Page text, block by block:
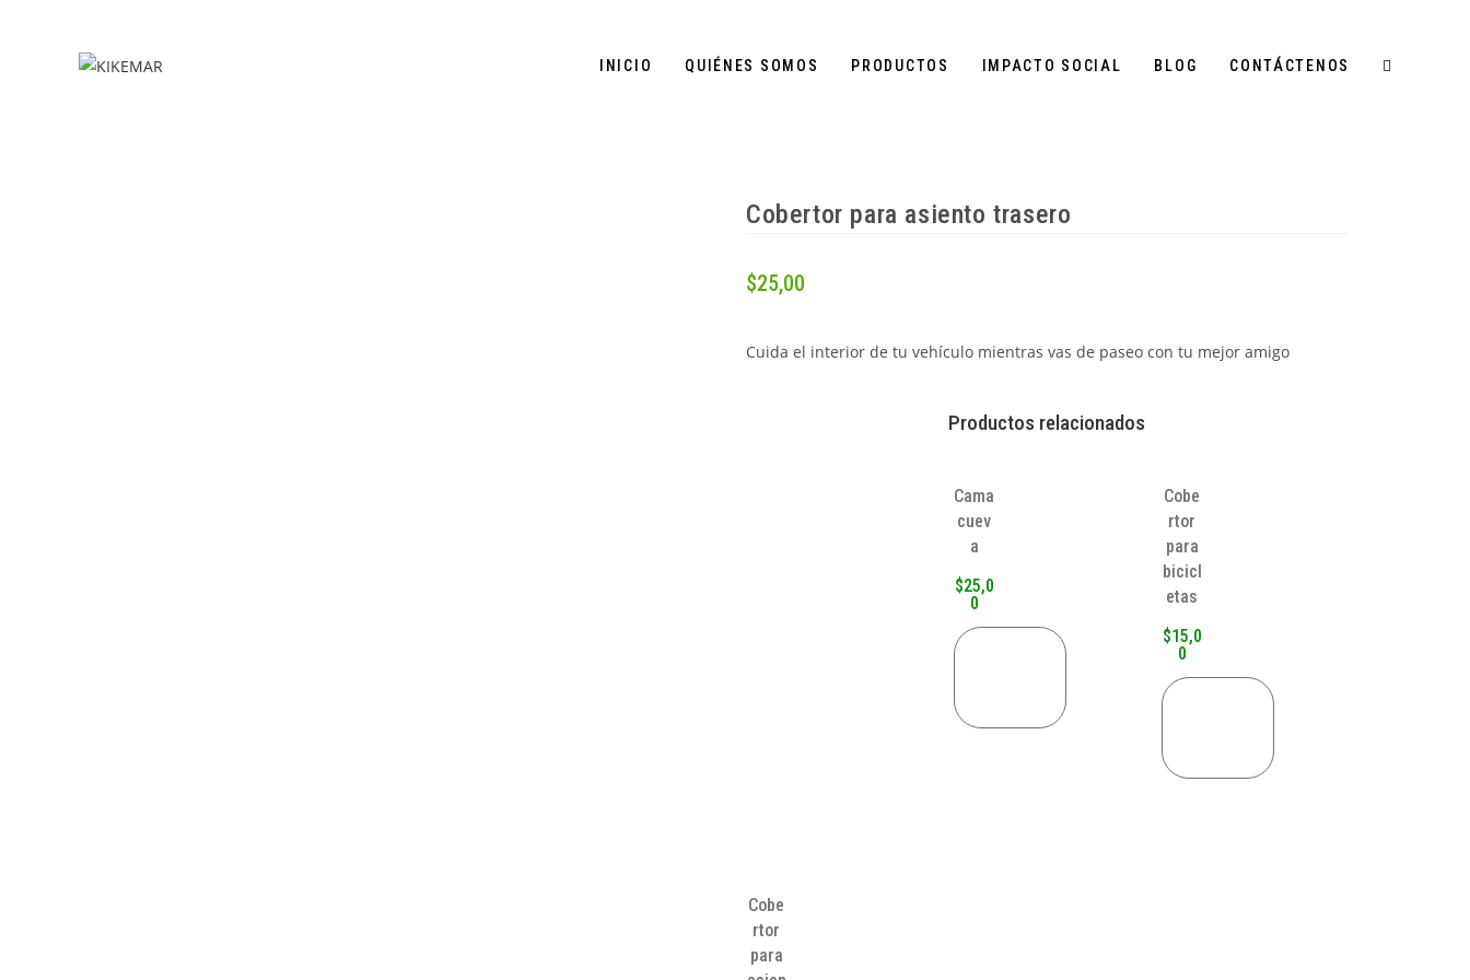
INICIO QUIÉNES SOMOS PRODUCTOS IMPACTO SOCIAL BLOG CONTÁCTENOS
Cobertor para asiento trasero
$25,00
Cuida el interior de tu vehículo mientras vas de paseo con tu mejor amigo
Productos relacionados
Cama
cuev
a
$25,0
0
Cobe
rtor
para
bicicl
etas
$15,0
0
Cobe
rtor
para